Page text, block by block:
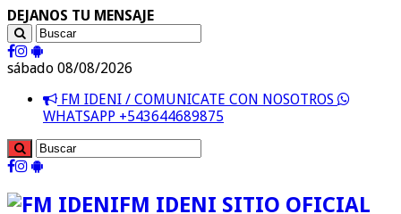
DEJANOS TU MENSAJE
sábado 08/08/2026
FM IDENI / COMUNICATE CON NOSOTROS
WHATSAPP +543644689875
FM IDENI SITIO OFICIAL